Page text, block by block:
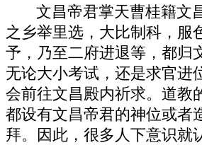
文昌帝君掌天曹桂籍文
之乡举里选，大比制科，服
予，乃至二府进退等，都归
无论大小考试，还是求官进
会前往文昌殿内祈求。道教
都设有文昌帝君的神位或者
拜。因此，很多人下意识就